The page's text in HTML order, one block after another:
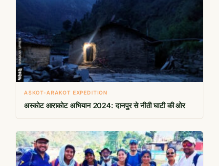
ASKOT-ARAKOT EXPEDITION
अस्कोट आराकोट अभियान 2024: दानपुर से नीती घाटी की ओर